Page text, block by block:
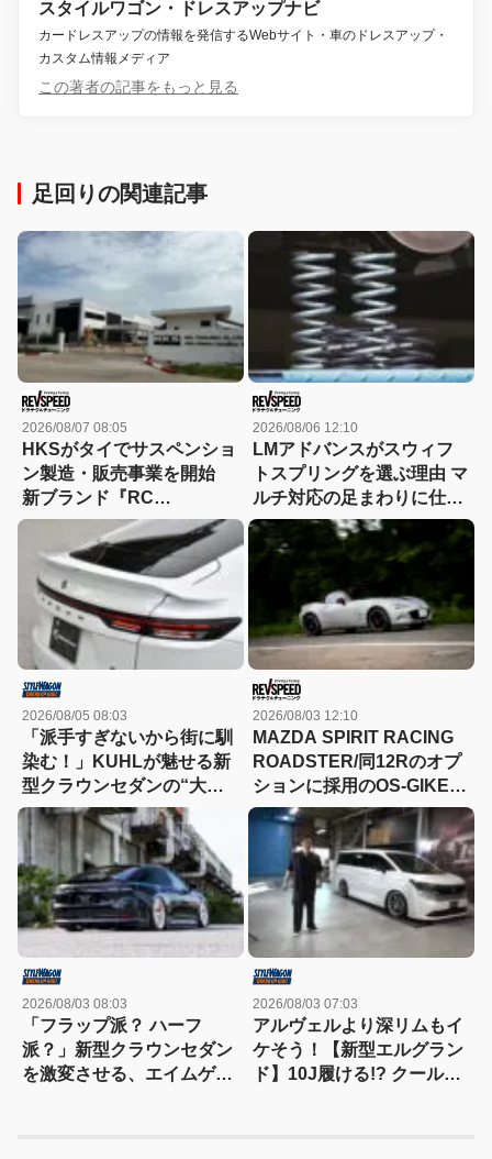
スタイルワゴン・ドレスアップナビ
カードレスアップの情報を発信するWebサイト・車のドレスアップ・
カスタム情報メディア
この著者の記事をもっと見る
足回りの関連記事
2026/08/07 08:05
HKSがタイでサスペンショ
ン製造・販売事業を開始
新ブランド『RC
Generation』も発売予定
2026/08/06 12:10
LMアドバンスがスウィフ
トスプリングを選ぶ理由 マ
ルチ対応の足まわりに仕上
げやすい
2026/08/05 08:03
「派手すぎないから街に馴
染む！」KUHLが魅せる新
型クラウンセダンの“大人
な”薄型フラップエアロ
2026/08/03 12:10
MAZDA SPIRIT RACING
ROADSTER/同12Rのオプ
ションに採用のOS-GIKEN
スーパーロックLSD 標準品
とは何が異なる？
2026/08/03 08:03
「フラップ派？ ハーフ
派？」新型クラウンセダン
を激変させる、エイムゲイ
2026/08/03 07:03
アルヴェルより深リムもイ
ケそう！【新型エルグラン
ド】10J履ける!? クールが